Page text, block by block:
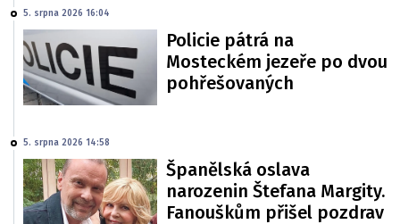
5. srpna 2026 16:04
Policie pátrá na
Mosteckém jezeře po dvou
pohřešovaných
5. srpna 2026 14:58
Španělská oslava
narozenin Štefana Margity.
Fanouškům přišel pozdrav